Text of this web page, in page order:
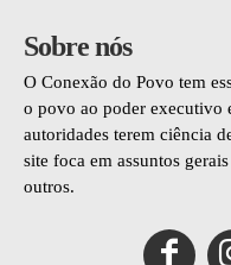
Sobre nós
O Conexão do Povo tem
o povo ao poder executivo
autoridades terem ciência
site foca em assuntos
outros.